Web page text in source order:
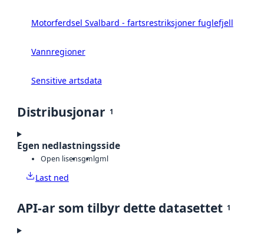
Motorferdsel Svalbard - fartsrestriksjoner fuglefjell
Vannregioner
Sensitive artsdata
Distribusjonar 1
Egen nedlastningsside
Open lisensgmlgml
Last ned
API-ar som tilbyr dette datasettet 1